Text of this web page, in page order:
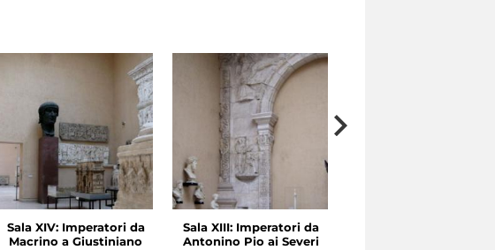
Sala XIV: Imperatori da
Macrino a Giustiniano
Sala XIII: Imperatori da
Antonino Pio ai Severi